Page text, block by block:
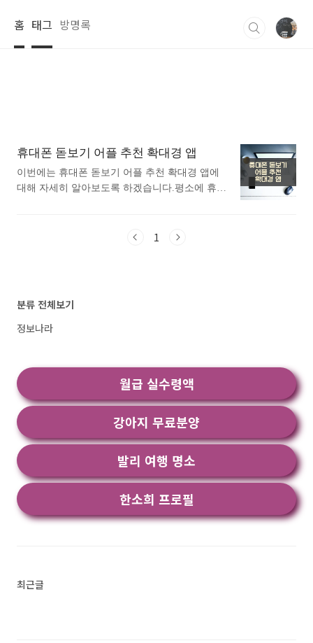
홈 태그 방명록
휴대폰 돋보기 어플 추천 확대경 앱
이번에는 휴대폰 돋보기 어플 추천 확대경 앱에
대해 자세히 알아보도록 하겠습니다.평소에 휴대
이스토어에서 돋보기어플로 검색했을때 가장 인
는 어플입니다. 아래는 돋보기 어플에 대한 자세
한 설명이니 참고하세요. 플레이 스토어 최고의
시각적으로 작은 물건을 납땜 또는 그냥 궁금해서
아이를 위해, 장애인. 캡쳐 기능, 높은 FPS ..<
1
분류 전체보기
정보나라
월급 실수령액
강아지 무료분양
발리 여행 명소
한소희 프로필
최근글